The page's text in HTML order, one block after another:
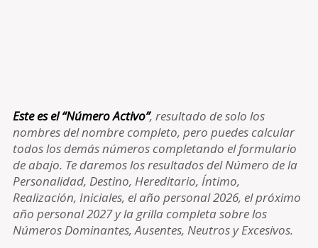
Este es el “Número Activo”, resultado de solo los
nombres del nombre completo, pero puedes calcular
todos los demás números completando el formulario
de abajo. Te daremos los resultados del Número de la
Personalidad, Destino, Hereditario, Íntimo,
Realización, Iniciales, el año personal 2026, el próximo
año personal 2027 y la grilla completa sobre los
Números Dominantes, Ausentes, Neutros y Excesivos.